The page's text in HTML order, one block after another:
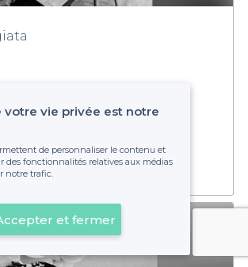
réservable
Voir sur la carte
votre vie privée est notre
de personnaliser le contenu et
des fonctionnalités relatives aux médias
notre trafic.
et fermer